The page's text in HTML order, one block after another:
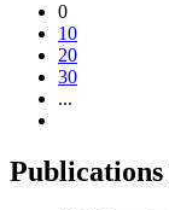
0
10
20
30
...
Publications